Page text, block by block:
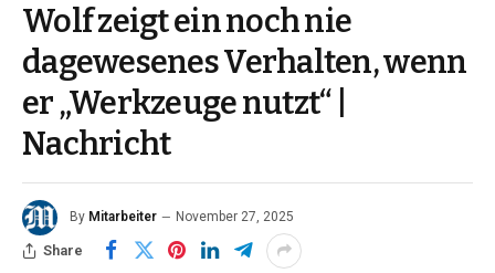
Wolf zeigt ein noch nie
dagewesenes Verhalten, wenn
er „Werkzeuge nutzt“ |
Nachricht
By Mitarbeiter November 27, 2025
Share